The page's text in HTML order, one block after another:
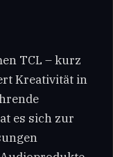
TCL – kurz
Kreativität in
es sich zur